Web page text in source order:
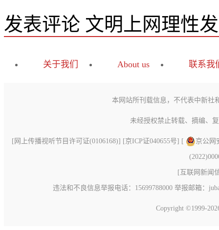
发表评论 文明上网理性
关于我们 About us 联系我
本网站所刊载信息，不代表中新社
未经授权禁止转载、摘编、
[ 网上传播视听节目许可证(0106168)] [京ICP证040655号] [ 京公网
[ 互联网新闻
违法和不良信息举报电话：15699788000 举报邮箱：
Copyright ©1999-